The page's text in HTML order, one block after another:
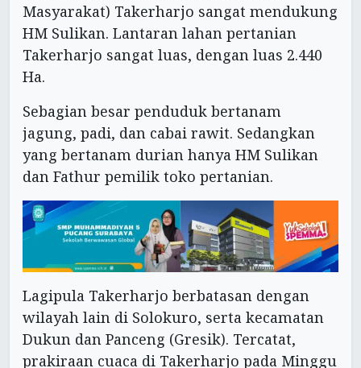
Masyarakat) Takerharjo sangat mendukung
HM Sulikan. Lantaran lahan pertanian
Takerharjo sangat luas, dengan luas 2.440
Ha.
Sebagian besar penduduk bertanam
jagung, padi, dan cabai rawit. Sedangkan
yang bertanam durian hanya HM Sulikan
dan Fathur pemilik toko pertanian.
Lagipula Takerharjo berbatasan dengan
wilayah lain di Solokuro, serta kecamatan
Dukun dan Panceng (Gresik). Tercatat,
prakiraan cuaca di Takerharjo pada Minggu